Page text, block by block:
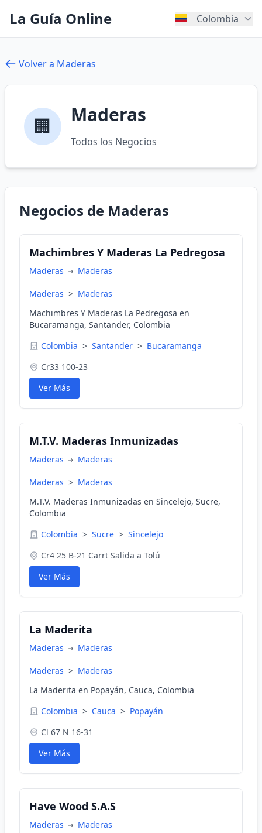
La Guía Online Colombia
Volver a Maderas
🏢 Maderas
Todos los Negocios
Negocios de Maderas
Machimbres Y Maderas La Pedregosa
Maderas Maderas
Maderas > Maderas
Machimbres Y Maderas La Pedregosa en
Bucaramanga, Santander, Colombia
Colombia > Santander > Bucaramanga
Cr33 100-23
Ver Más
M.T.V. Maderas Inmunizadas
Maderas Maderas
Maderas > Maderas
M.T.V. Maderas Inmunizadas en Sincelejo, Sucre,
Colombia
Colombia > Sucre > Sincelejo
Cr4 25 B-21 Carrt Salida a Tolú
Ver Más
La Maderita
Maderas Maderas
Maderas > Maderas
La Maderita en Popayán, Cauca, Colombia
Colombia > Cauca > Popayán
Cl 67 N 16-31
Ver Más
Have Wood S.A.S
Maderas Maderas